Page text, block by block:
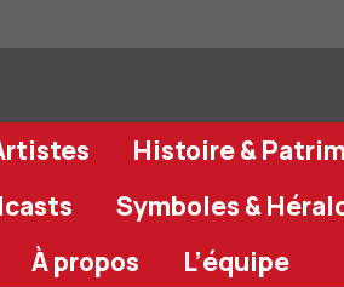
Histoire &
Symboles &
À propos L’équipe